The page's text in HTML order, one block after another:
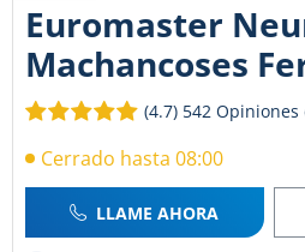
Euromaster
Machancoses
(4.7) 542
Cerrado hasta 08:00
LLAME AHORA